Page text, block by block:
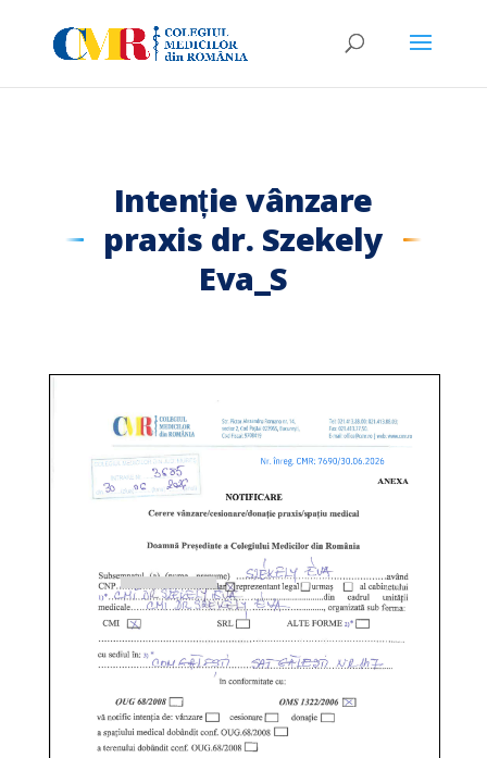
Intenție vânzare
praxis dr. Szekely
Eva_S